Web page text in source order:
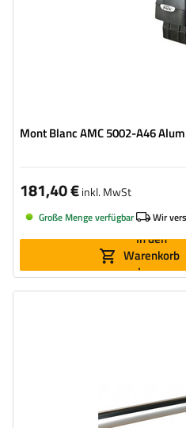
Mont Blanc AMC 5002-A46
181,40 €inkl. MwSt
Große Menge verfügbar Wir
In den
Warenkorb
legen